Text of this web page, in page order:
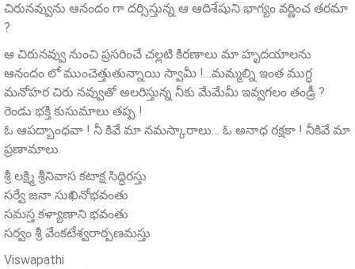
చిరునవ్వును ఆనందం గా దర్సిస్తున్న ఆ ఆదిశేషుని భాగ్యం వర్ణించ తరమా
?
ఆ చిరునవ్వు నుంచి ప్రసరించే చల్లటి కిరణాలు మా హృదయాలను
ఆనందం లో ముంచెత్తుతున్నాయి స్వామీ !…మమ్మల్ని ఇంత ముగ్ధ
మనోహర చిరు నవ్వుతో అలరిస్తున్న నీకు మేమేమీ ఇవ్వగలం తండ్రీ ?
రెండు భక్తి కుసుమాలు తప్ప !
ఓ ఆపద్బాంధవా ! నీ కివే మా నమస్కారాలు… ఓ అనాధ రక్షకా ! నీకివే మా
ప్రణామాలు.
శ్రీ లక్ష్మి శ్రీనివాస కటాక్ష సిద్ధిరస్తు
సర్వే జనా సుఖినోభవంతు
సమస్త కళ్యాణాని భవంతు
సర్వం శ్రీ వేంకటేశ్వరార్పణమస్తు
Viswapathi